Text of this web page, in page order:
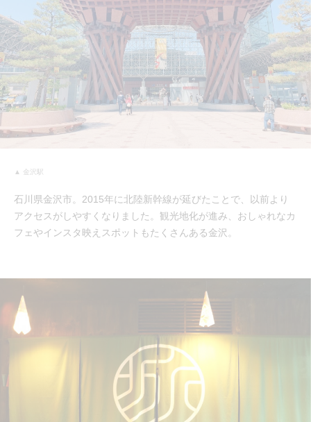
▲ 金沢駅
石川県金沢市。2015年に北陸新幹線が延びたことで、以前より
アクセスがしやすくなりました。観光地化が進み、おしゃれなカ
フェやインスタ映えスポットもたくさんある金沢。